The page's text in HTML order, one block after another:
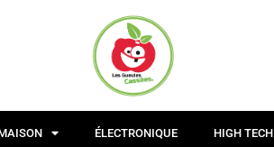
ÉLECTRONIQUE HIGH TECH